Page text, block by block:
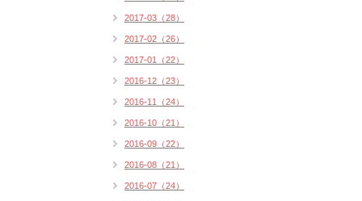
2017-03（28）
2017-02（26）
2017-01（22）
2016-12（23）
2016-11（24）
2016-10（21）
2016-09（22）
2016-08（21）
2016-07（24）